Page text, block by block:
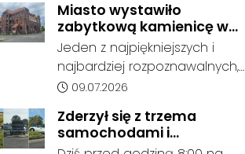
pokazuje coraz wyraźniejsze
preferencje tegorocznych
absolwentów szkół
podstawowych. Dane dotyczą
kandydatów, którzy wskazali
dany oddział jako pierwszy
wybór, dlatego nie stanowią
jeszcze ostatecznego wyniku
Miasto wystawiło
zabytkową kamienicę w
Porcie na sprzedaż. W
dawnym hotelu mają
powstać mieszkania
Jeden z najpiękniejszych i
najbardziej rozpoznawalnych,
ale też najbardziej
Portu został wystawiony na
sprzedaż. Gmina Kędzierzyn-
Data dodania artykułu:
09.07.2026
Zderzył się z trzema
samochodami i
kontynuował jazdę. Seria